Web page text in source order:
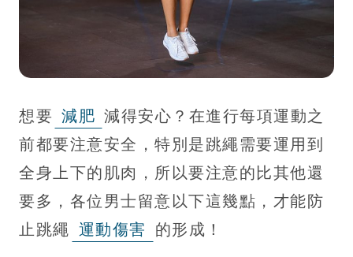
想要 減肥 減得安心？在進行每項運動之
前都要注意安全，特別是跳繩需要運用到
全身上下的肌肉，所以要注意的比其他還
要多，各位男士留意以下這幾點，才能防
止跳繩 運動傷害 的形成！